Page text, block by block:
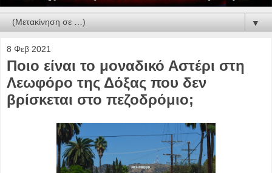
▼
8 Φεβ 2021
Ποιο είναι το μοναδικό Αστέρι στη
Λεωφόρο της Δόξας που δεν
βρίσκεται στο πεζοδρόμιο;